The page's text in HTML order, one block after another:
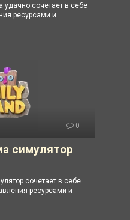
удачно сочетает в себе
ресурсами и
0
симулятор
сочетает в себе
ресурсами и